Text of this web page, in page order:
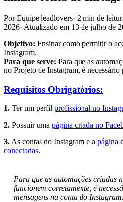
Por Equipe leadlovers· 2 min de
2026· Atualizado em 13 de julho de
Objetivo: Ensinar como permitir o
Instagram.
Para que serve: Para que as
no Projeto de Instagram, é necessário
Requisitos Obrigatórios:
1. Ter um perfil profissional no
2. Possuir uma página criada no
3. As contas do Instagram e a página
conectadas.
Para que as automações criadas
funcionem corretamente, é
mensagens na conta do Instagram.